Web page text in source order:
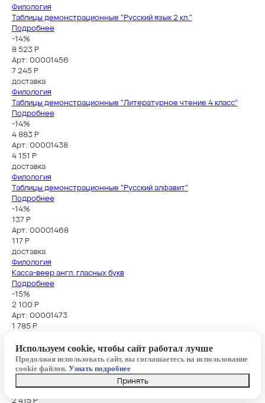
Филология
Таблицы демонстрационные "Русский язык 2 кл."
Подробнее
-14%
8 523 Р
Арт: 00001456
7 245Р
доставка
Филология
Таблицы демонстрационные "Литературное чтение 4 класс"
Подробнее
-14%
4 883 Р
Арт: 00001438
4 151 Р
доставка
Филология
Таблицы демонстрационные "Русский алфавит"
Подробнее
-14%
137 Р
Арт: 00001468
117Р
доставка
Филология
Касса-веер англ. гласных букв
Подробнее
-15%
2 100 Р
Арт: 00001473
1 785Р
Филология
Таблица демонстрационная "Английский алфавит в картинках" (с
транскрипцией) (винил 70х100)
-14%
2 415 Р
Используем cookie, чтобы сайт работал лучше
Продолжая использовать сайт, вы соглашаетесь на использование
cookie файлов.Узнать подробнее
Принять